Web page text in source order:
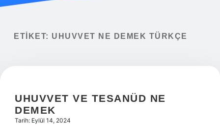
Yasal Uyarı
ETIKET: UHUVVET NE DEMEK TÜRKÇE
UHUVVET VE TESANÜD NE
DEMEK
Tarih: Eylül 14, 2024